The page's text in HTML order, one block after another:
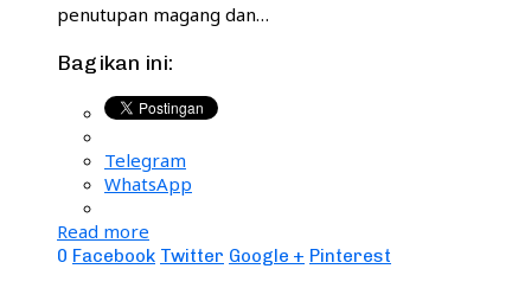
penutupan magang dan…
Bagikan ini:
Telegram
WhatsApp
Read more
0 Facebook Twitter Google + Pinterest